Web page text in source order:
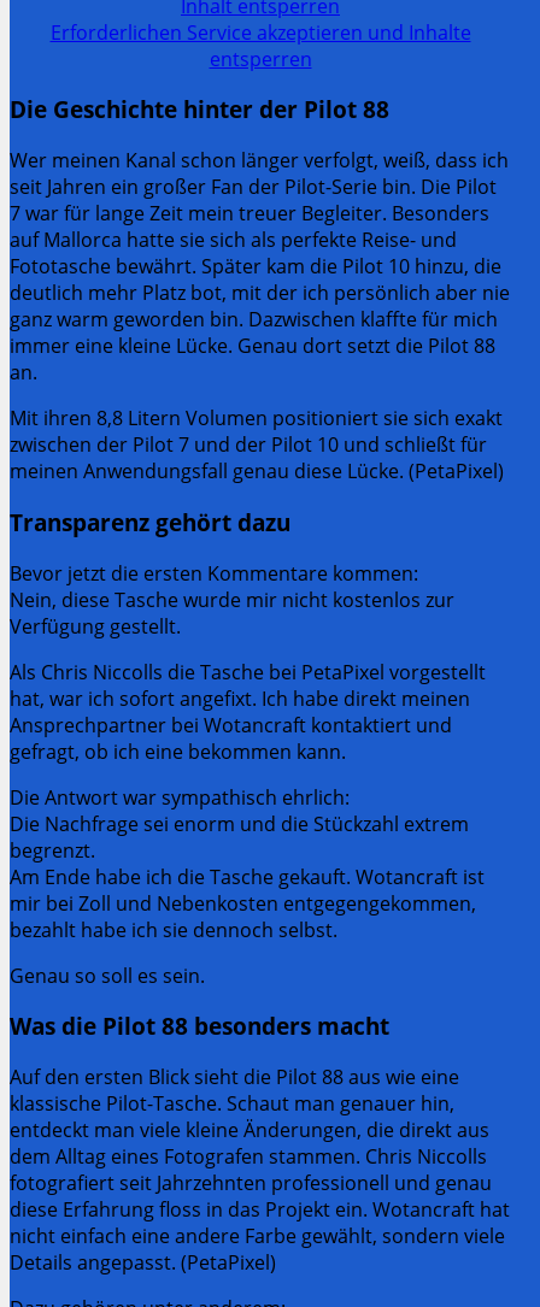
Inhalt entsperren
Erforderlichen Service akzeptieren und Inhalte
entsperren
Die Geschichte hinter der Pilot 88
Wer meinen Kanal schon länger verfolgt, weiß, dass ich
seit Jahren ein großer Fan der Pilot-Serie bin. Die Pilot
7 war für lange Zeit mein treuer Begleiter. Besonders
auf Mallorca hatte sie sich als perfekte Reise- und
Fototasche bewährt. Später kam die Pilot 10 hinzu, die
deutlich mehr Platz bot, mit der ich persönlich aber nie
ganz warm geworden bin. Dazwischen klaffte für mich
immer eine kleine Lücke. Genau dort setzt die Pilot 88
an.
Mit ihren 8,8 Litern Volumen positioniert sie sich exakt
zwischen der Pilot 7 und der Pilot 10 und schließt für
meinen Anwendungsfall genau diese Lücke. (PetaPixel)
Transparenz gehört dazu
Bevor jetzt die ersten Kommentare kommen:
Nein, diese Tasche wurde mir nicht kostenlos zur
Verfügung gestellt.
Als Chris Niccolls die Tasche bei PetaPixel vorgestellt
hat, war ich sofort angefixt. Ich habe direkt meinen
Ansprechpartner bei Wotancraft kontaktiert und
gefragt, ob ich eine bekommen kann.
Die Antwort war sympathisch ehrlich:
Die Nachfrage sei enorm und die Stückzahl extrem
begrenzt.
Am Ende habe ich die Tasche gekauft. Wotancraft ist
mir bei Zoll und Nebenkosten entgegengekommen,
bezahlt habe ich sie dennoch selbst.
Genau so soll es sein.
Was die Pilot 88 besonders macht
Auf den ersten Blick sieht die Pilot 88 aus wie eine
klassische Pilot-Tasche. Schaut man genauer hin,
entdeckt man viele kleine Änderungen, die direkt aus
dem Alltag eines Fotografen stammen. Chris Niccolls
fotografiert seit Jahrzehnten professionell und genau
diese Erfahrung floss in das Projekt ein. Wotancraft hat
nicht einfach eine andere Farbe gewählt, sondern viele
Details angepasst. (PetaPixel)